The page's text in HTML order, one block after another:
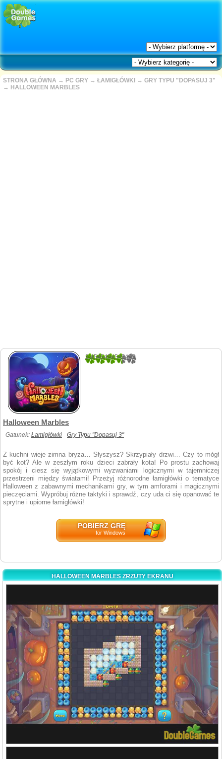
STRONA GŁÓWNA → PC GRY → ŁAMIGŁÓWKI → GRY TYPU "DOPASUJ 3"
→ HALLOWEEN MARBLES
2.4545454545455
Halloween Marbles
Gatunek: Łamigłówki Gry Typu "Dopasuj 3"
Z kuchni wieje zimna bryza… Słyszysz? Skrzypiały drzwi… Czy to mógł
być kot? Ale w zeszłym roku dzieci zabrały kota! Po prostu zachowaj
spokój i ciesz się wyjątkowymi wyzwaniami logicznymi w tajemniczej
przestrzeni między światami! Przeżyj różnorodne łamigłówki o tematyce
Halloween z zabawnymi mechanikami gry, w tym amforami i magicznymi
pieczęciami. Wypróbuj różne taktyki i sprawdź, czy uda ci się opanować te
sprytne i upiorne łamigłówki!
POBIERZ GRĘ
for Windows
HALLOWEEN MARBLES ZRZUTY EKRANU